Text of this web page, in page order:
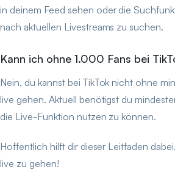
in deinem Feed sehen oder die
nach aktuellen Livestreams zu suchen.
Kann ich ohne 1.000 Fans bei
Nein, du kannst bei TikTok nicht ohne
live gehen. Aktuell benötigst du
die Live-Funktion nutzen zu können.
Hoffentlich hilft dir dieser Leitfaden
live zu gehen!